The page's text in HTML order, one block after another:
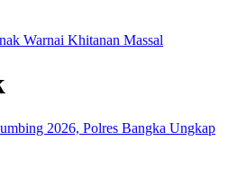
Warnai Khitanan Massal